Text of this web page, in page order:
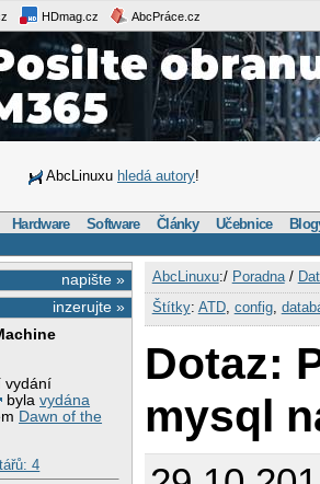
HDmag.cz AbcPráce.cz
AbcLinuxu hledá autory!
Hardware Software Články Učebnice
napište »
inzerujte »
vydání
bylavydána
Dawn of the
4
AbcLinuxu:/ Poradna/
Štítky: ATD, config,
Dotaz:
mysql